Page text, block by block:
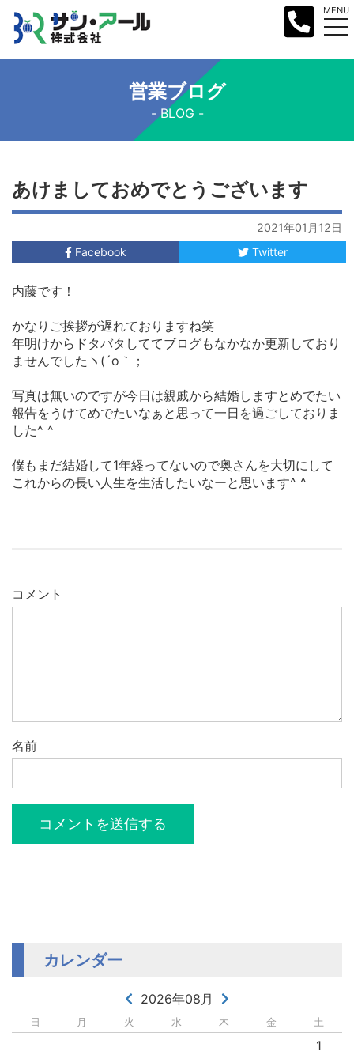
MENU
営業ブログ
BLOG
あけましておめでとうございます
2021年01月12日
Facebook
Twitter
内藤です！
かなりご挨拶が遅れておりますね笑
年明けからドタバタしててブログもなかなか更新しており
ませんでしたヽ(´o｀；
写真は無いのですが今日は親戚から結婚しますとめでたい
報告をうけてめでたいなぁと思って一日を過ごしておりま
した^ ^
僕もまだ結婚して1年経ってないので奥さんを大切にして
これからの長い人生を生活したいなーと思います^ ^
コメント
名前
カレンダー
2026年08月
日 月 火 水 木 金 土
1